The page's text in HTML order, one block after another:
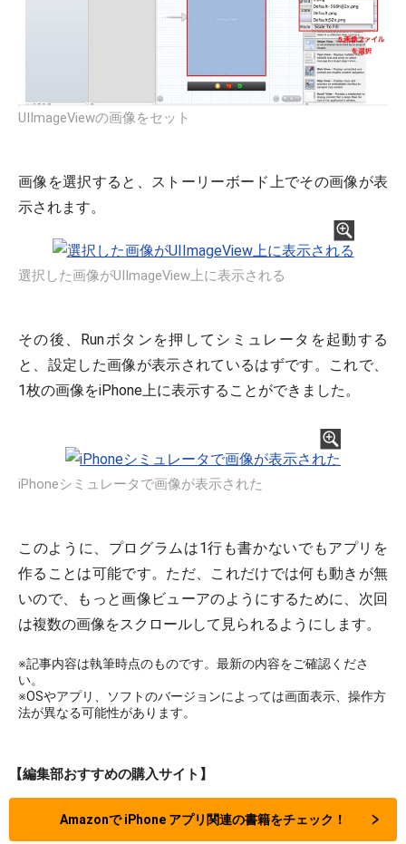
UIImageViewの画像をセット
画像を選択すると、ストーリーボード上でその画像が表
示されます。
選択した画像がUIImageView上に表示される
その後、Runボタンを押してシミュレータを起動する
と、設定した画像が表示されているはずです。これで、
1枚の画像をiPhone上に表示することができました。
iPhoneシミュレータで画像が表示された
このように、プログラムは1行も書かないでもアプリを
作ることは可能です。ただ、これだけでは何も動きが無
いので、もっと画像ビューアのようにするために、次回
は複数の画像をスクロールして見られるようにします。
※記事内容は執筆時点のものです。最新の内容をご確認くださ
い。
※OSやアプリ、ソフトのバージョンによっては画面表示、操作方
法が異なる可能性があります。
【編集部おすすめの購入サイト】
Amazonで iPhone アプリ関連の書籍をチェック！